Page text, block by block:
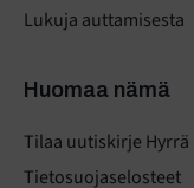
Lukuja auttamisesta
Huomaa nämä
Tilaa uutiskirje Hyrrä
Tietosuojaselosteet